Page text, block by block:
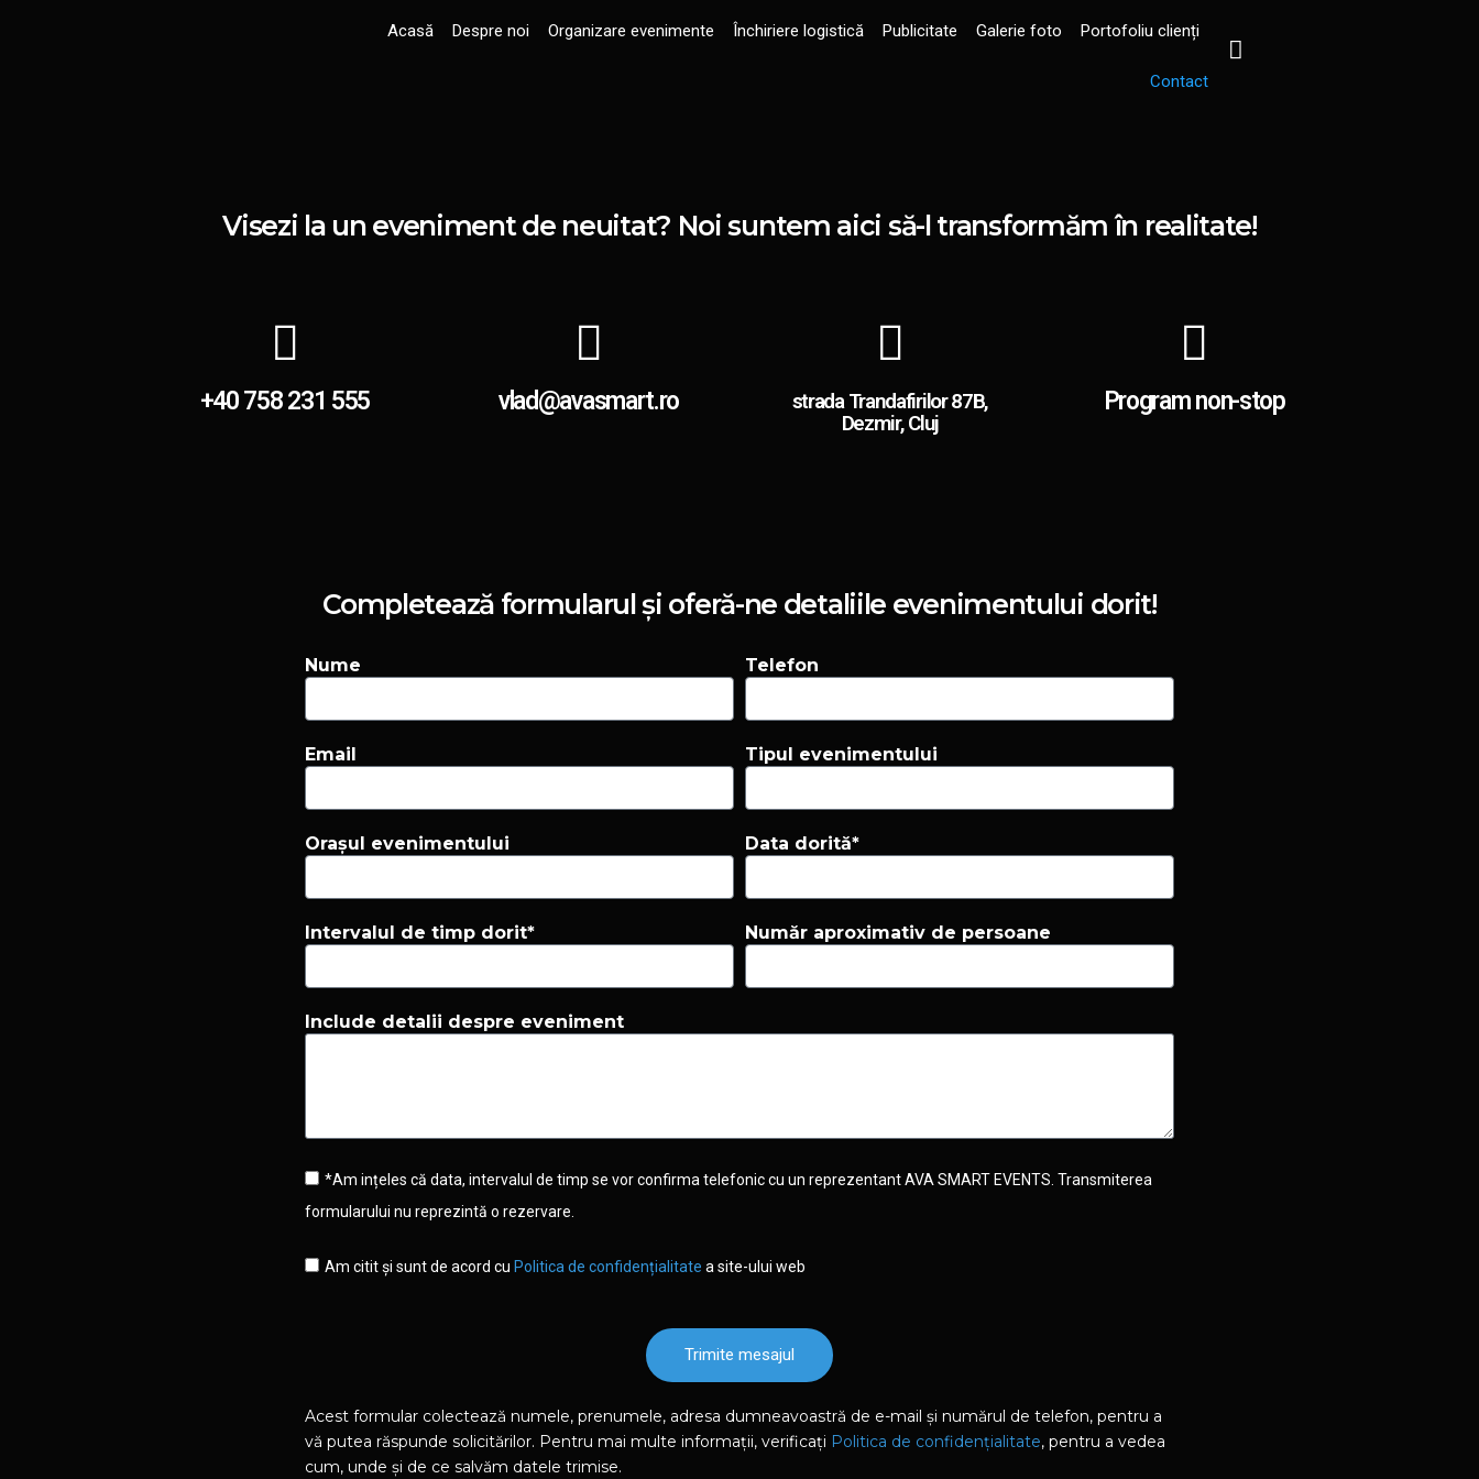
Acasă Despre noi Organizare evenimente Închiriere logistică Publicitate Galerie foto Portofoliu clienți
Contact
Visezi la un eveniment de neuitat? Noi suntem aici să-l transformăm în realitate!
+40 758 231 555 vlad@avasmart.ro
strada Trandafirilor 87B,
Dezmir, Cluj
Program non-stop
Completează formularul și oferă-ne detaliile evenimentului dorit!
Nume Telefon
Email Tipul evenimentului
Orașul evenimentului Data dorită*
Intervalul de timp dorit* Număr aproximativ de persoane
Include detalii despre eveniment
*Am ințeles că data, intervalul de timp se vor confirma telefonic cu un reprezentant AVA SMART EVENTS. Transmiterea
formularului nu reprezintă o rezervare.
Am citit și sunt de acord cu Politica de confidențialitate a site-ului web
Trimite mesajul
Acest formular colectează numele, prenumele, adresa dumneavoastră de e-mail și numărul de telefon, pentru a
vă putea răspunde solicitărilor. Pentru mai multe informații, verificați Politica de confidențialitate, pentru a vedea
cum, unde și de ce salvăm datele trimise.